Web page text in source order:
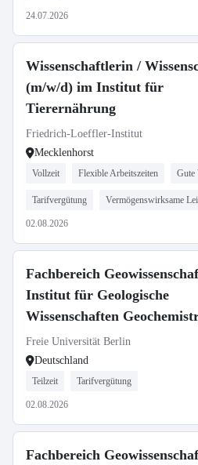
24.07.2026
Wissenschaftlerin /
(m/w/d) im Institut für
Tierernährung
Friedrich-Loeffler-Institut
Mecklenhorst
Vollzeit Flexible Arbeitszeiten Gute
Tarifvergütung Vermögenswirksame
02.08.2026
Fachbereich
Institut für Geologische
Wissenschaften
1759
Freie Universität Berlin
Deutschland
Teilzeit Tarifvergütung
02.08.2026
Fachbereich